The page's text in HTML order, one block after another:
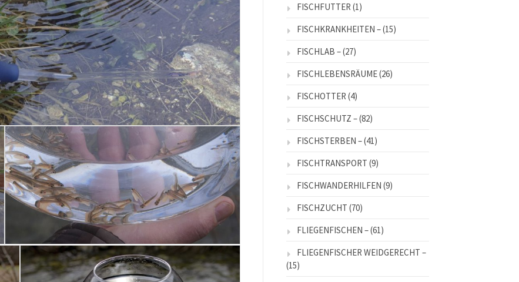
FISCHFUTTER (1)
FISCHKRANKHEITEN –(15)
FISCHLAB –(27)
FISCHLEBENSRÄUME(26)
FISCHOTTER (4)
FISCHSCHUTZ –(82)
FISCHSTERBEN –(41)
FISCHTRANSPORT (9)
FISCHWANDERHILFEN (9)
FISCHZUCHT (70)
FLIEGENFISCHEN –(61)
FLIEGENFISCHER WEIDGERECHT –
(15)